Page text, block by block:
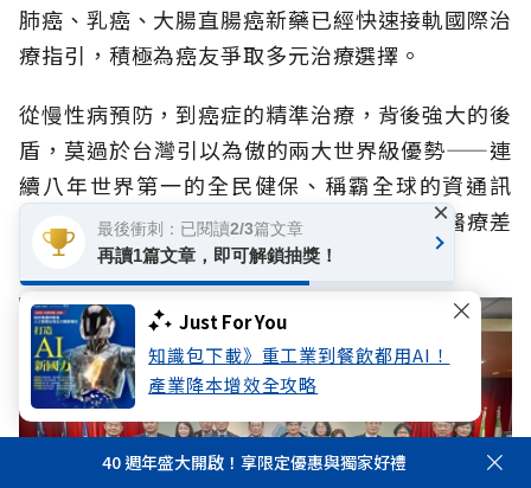
Just For You
知識包下載》重工業到餐飲都用AI！
產業降本增效全攻略
肺癌、乳癌、大腸直腸癌新藥已經快速接軌國際治
療指引，積極為癌友爭取多元治療選擇。
從慢性病預防，到癌症的精準治療，背後強大的後
盾，莫過於台灣引以為傲的兩大世界級優勢——連
續八年世界第一的全民健保、稱霸全球的資通訊
（ICT）產業，這也是未來能消弭台灣城鄉醫療差
距的解方。
40 週年盛大開啟！享限定優惠與獨家好禮
最後衝刺：已閱讀2/3篇文章
再讀1篇文章，即可解鎖抽獎！
×